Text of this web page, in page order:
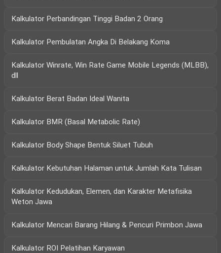
Kalkulator Perbandingan Tinggi Badan 2 Orang
Kalkulator Pembulatan Angka Di Belakang Koma
Kalkulator Winrate, Win Rate Game Mobile Legends (MLBB),
dll
Kalkulator Berat Badan Ideal Wanita
Kalkulator BMR (Basal Metabolic Rate)
Kalkulator Body Shape Bentuk Siluet Tubuh
Kalkulator Kebutuhan Halaman untuk Jumlah Kata Tulisan
Kalkulator Kedudukan, Elemen, dan Karakter Metafisika
Weton Jawa
Kalkulator Mencari Barang Hilang & Pencuri Primbon Jawa
Kalkulator ROI Pelatihan Karyawan